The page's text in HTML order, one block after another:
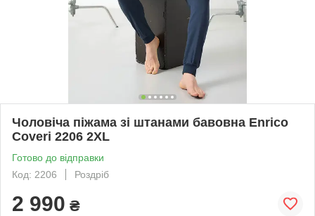
Чоловіча піжама зі штанами бавовна Enrico
Coveri 2206 2XL
Готово до відправки
Код: 2206
Роздріб
2 990 ₴